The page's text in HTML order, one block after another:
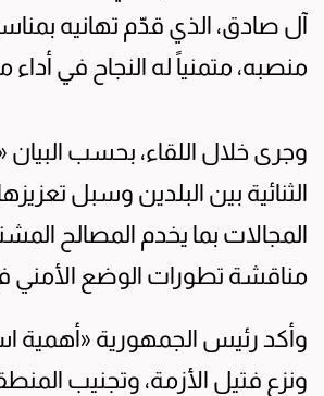
آل صادق، الذي قدّم تهانيه
منصبه، متمنياً له النجاح في أداء
وجرى خلال اللقاء، بحسب
الثنائية بين البلدين وسبل
المجالات بما يخدم المصالح
مناقشة تطورات الوضع الأمني
وأكد رئيس الجمهورية «أهمية
ونزع فتيل الأزمة، وتجنيب